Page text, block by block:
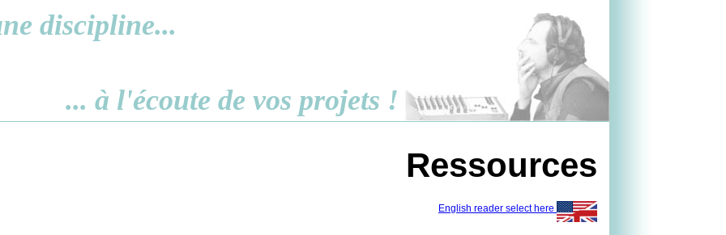
discipline...
... à l'écoute de vos projets !
Ressources
English reader select here